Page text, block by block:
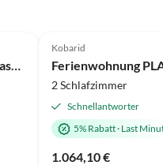
Kobarid
2 Schlafzimmer
Schnellantworter
5% Rabatt· Last
1.064,10 €